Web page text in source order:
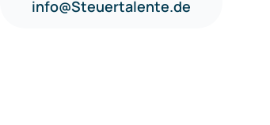
info@Steuertalente.de